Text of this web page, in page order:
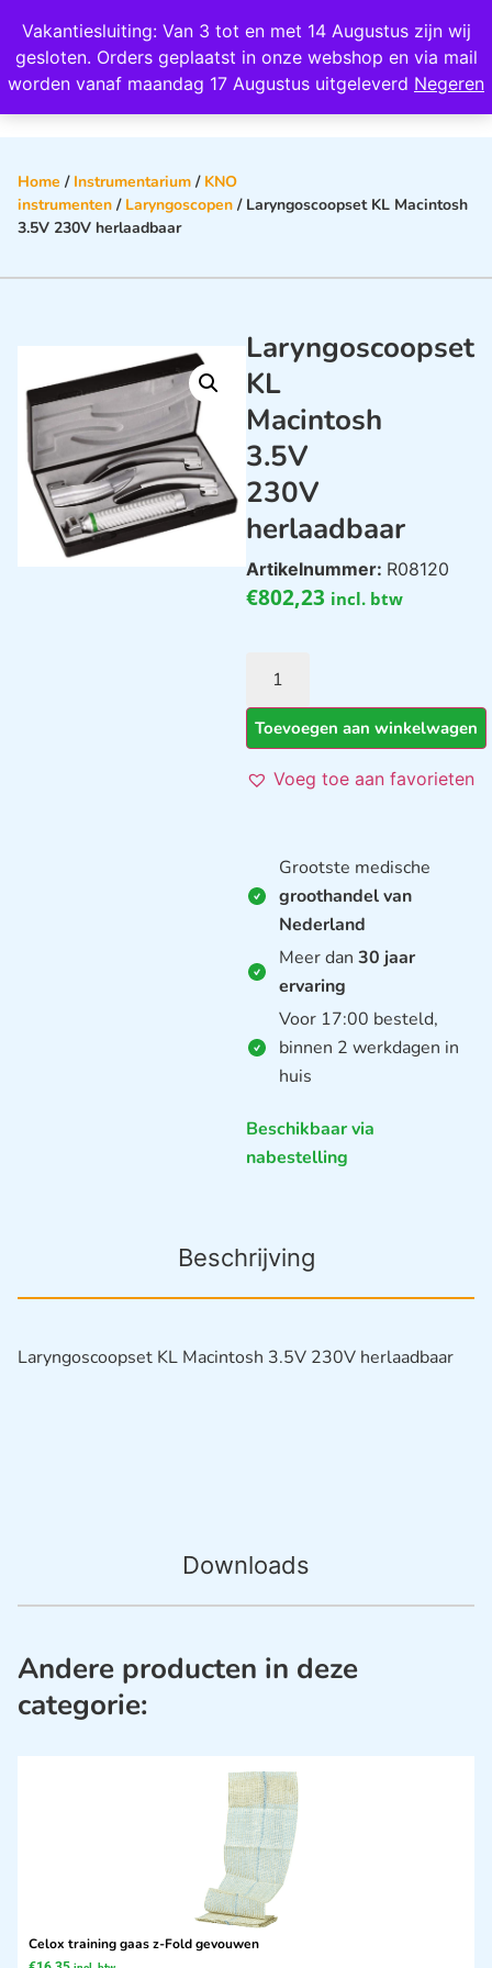
Vakantiesluiting: Van 3 tot en met 14 Augustus zijn wij
gesloten. Orders geplaatst in onze webshop en via mail
worden vanaf maandag 17 Augustus uitgeleverd Negeren
Wij scoren een 4,8 op Google
Home / Instrumentarium / KNO
instrumenten / Laryngoscopen / Laryngoscoopset KL Macintosh
3.5V 230V herlaadbaar
Laryngoscoopset
KL
Macintosh
3.5V
230V
herlaadbaar
Artikelnummer: R08120
€802,23 incl. btw
Toevoegen aan winkelwagen
Voeg toe aan favorieten
Grootste medische
groothandel van
Nederland
Meer dan 30 jaar
ervaring
Voor 17:00 besteld,
binnen 2 werkdagen in
huis
Beschikbaar via
nabestelling
Beschrijving
Downloads
Laryngoscoopset KL Macintosh 3.5V 230V herlaadbaar
Andere producten in deze
categorie:
Celox training gaas z-Fold gevouwen